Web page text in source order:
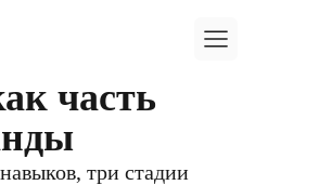
часть
три стадии